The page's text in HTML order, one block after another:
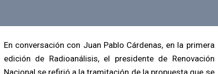
En conversación con Juan Pablo Cárdenas, en la primera
edición de Radioanálisis, el presidente de Renovación
Nacional se refirió a la tramitación de la propuesta que se